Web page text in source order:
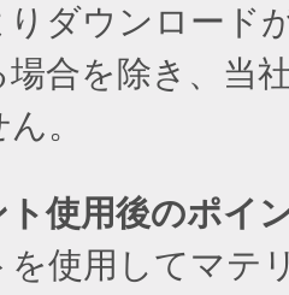
ダウンロード
合を除き、当
。
使用後のポイ
使用してマテ